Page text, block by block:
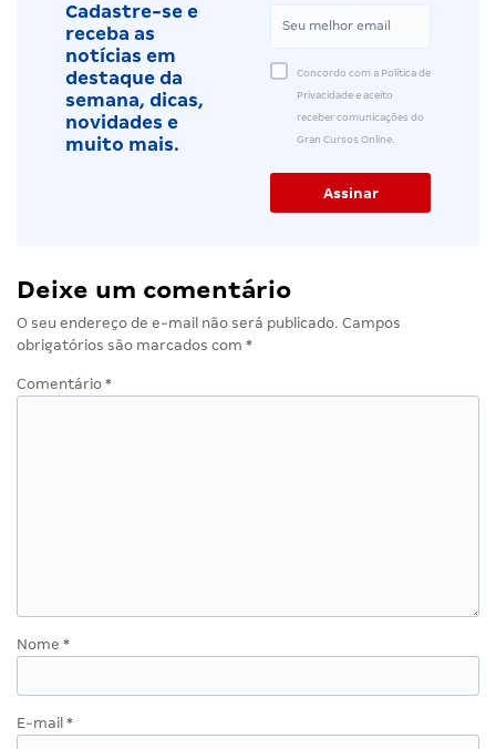
Cadastre-se e
receba as
notícias em
destaque da
semana, dicas,
novidades e
muito mais.
Concordo com a Política de
Privacidade e aceito
receber comunicações do
Gran Cursos Online.
Deixe um comentário
O seu endereço de e-mail não será publicado. Campos
obrigatórios são marcados com *
Comentário *
Nome *
E-mail *